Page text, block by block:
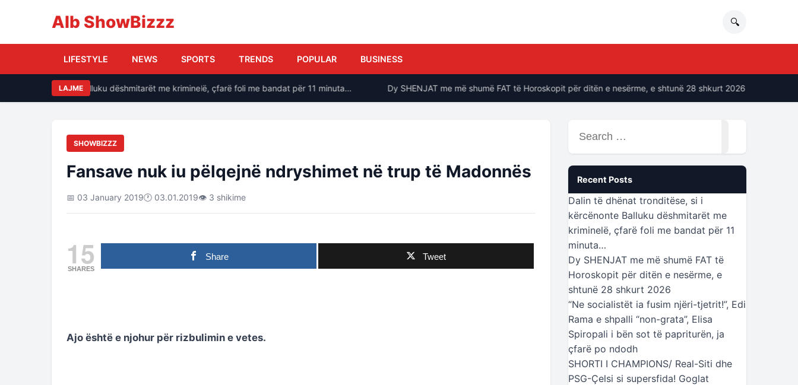
Alb ShowBizzz 🔍
LIFESTYLE NEWS SPORTS TRENDS POPULAR BUSINESS
LAJME
si i kërcënonte Balluku dëshmitarët me kriminelë, çfarë foli me bandat për 11 minuta… Dy SHENJAT me më shumë FAT të Horoskopit për ditën e nesërme, e shtunë 28 shkurt 2026
SHOWBIZZZ
Fansave nuk iu pëlqejnë ndryshimet në trup të Madonnës
📅 03 January 2019🕐 03.01.2019👁 3 shikime
15
SHARES
Share Tweet
Ajo është e njohur për rizbulimin e vetes.
for:
Recent Posts
Dalin të dhënat tronditëse, si i
kërcënonte Balluku dëshmitarët me
kriminelë, çfarë foli me bandat për 11
minuta…
Dy SHENJAT me më shumë FAT të
Horoskopit për ditën e nesërme, e
shtunë 28 shkurt 2026
“Ne socialistët ia fusim njëri-tjetrit!”, Edi
Rama e shpalli “non-grata”, Elisa
Spiropali i bën sot të papriturën, ja
çfarë po ndodh
SHORTI I CHAMPIONS/ Real-Siti dhe
PSG-Çelsi si supersfida! Goglat